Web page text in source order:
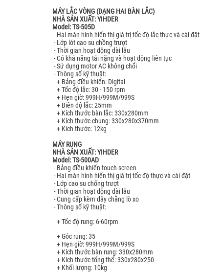
MÁY LẮC VÒNG (DẠNG HAI BÀN LẮC)
NHÀ SẢN XUẤT: YIHDER
Model: TS-505D
- Hai màn hình hiển thị giá trị tốc độ lắc thực và cài đặt
- Lớp lót cao su chồng trượt
- Thời gian hoạt động dài lâu
- Có khả năng tải nặng và hoạt động liên tục
- Sử dụng motor AC không chổi
- Thông số kỹ thuật:
+ Bảng điều khiển: Digital
+ Tốc độ lắc: 30 - 150 rpm
+ Hẹn giờ: 999H/999M/999S
+ Biên độ lắc: 25mm
+ Kích thước bàn lắc: 330x280mm
+ Kích thước chung: 330x280x370mm
+ Kích thước: 12kg
MÁY RUNG
NHÀ SẢN XUẤT: YIHDER
Model: TS-500AD
- Bảng điều khiển touch-screen
- Hai màn hình hiển thị giá trị tốc độ thực và cài đặt
- Lớp cao su chống trượt
- Thời gian hoạt động dài lâu
- Cung cấp kèm dây chằng lò xo
- Thông số kỹ thuật:
+ Tốc độ rung: 6-60rpm
+ Góc rung: 35
+ Hẹn giờ: 999H/999M/999S
+ Kích thước bàn rung: 330x280mm
+ Kích thước tổng thể: 330x280x250
+ Khối lượng: 10kg